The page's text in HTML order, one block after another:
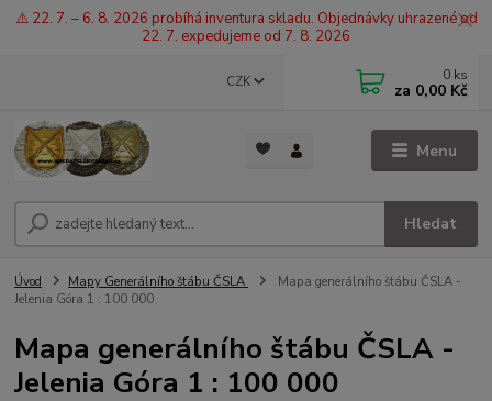
⚠️ 22. 7. – 6. 8. 2026 probíhá inventura skladu. Objednávky uhrazené od
22. 7. expedujeme od 7. 8. 2026
Menu
CZK
Hledat
0 ks
za 0,00 Kč
Úvod Mapy Generálního štábu ČSLA
Mapa generálního štábu ČSLA -
Jelenia Góra 1 : 100 000
Mapa generálního štábu ČSLA -
Jelenia Góra 1 : 100 000